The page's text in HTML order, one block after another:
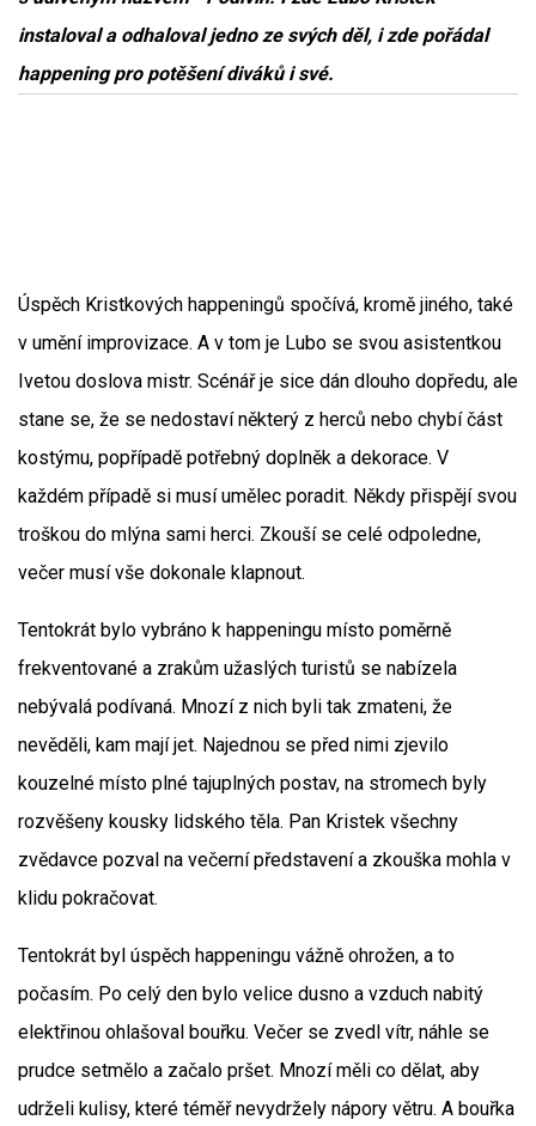
instaloval a odhaloval jedno ze svých děl, i zde pořádal
happening pro potěšení diváků i své.
Úspěch Kristkových happeningů spočívá, kromě jiného, také
v umění improvizace. A v tom je Lubo se svou asistentkou
Ivetou doslova mistr. Scénář je sice dán dlouho dopředu, ale
stane se, že se nedostaví některý z herců nebo chybí část
kostýmu, popřípadě potřebný doplněk a dekorace. V
každém případě si musí umělec poradit. Někdy přispějí svou
troškou do mlýna sami herci. Zkouší se celé odpoledne,
večer musí vše dokonale klapnout.
Tentokrát bylo vybráno k happeningu místo poměrně
frekventované a zrakům užaslých turistů se nabízela
nebývalá podívaná. Mnozí z nich byli tak zmateni, že
nevěděli, kam mají jet. Najednou se před nimi zjevilo
kouzelné místo plné tajuplných postav, na stromech byly
rozvěšeny kousky lidského těla. Pan Kristek všechny
zvědavce pozval na večerní představení a zkouška mohla v
klidu pokračovat.
Tentokrát byl úspěch happeningu vážně ohrožen, a to
počasím. Po celý den bylo velice dusno a vzduch nabitý
elektřinou ohlašoval bouřku. Večer se zvedl vítr, náhle se
prudce setmělo a začalo pršet. Mnozí měli co dělat, aby
udrželi kulisy, které téměř nevydržely nápory větru. A bouřka